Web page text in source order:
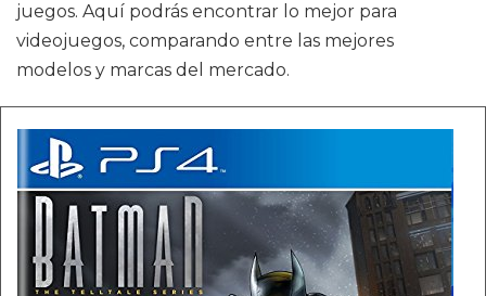
juegos. Aquí podrás encontrar lo mejor para
videojuegos, comparando entre las mejores
modelos y marcas del mercado.